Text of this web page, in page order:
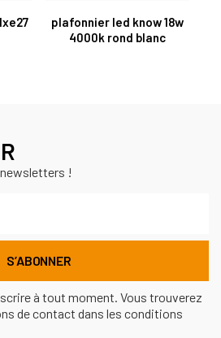
plafonnier led know 18w
4000k rond blanc
!
à tout moment. Vous trouverez
de contact dans les conditions